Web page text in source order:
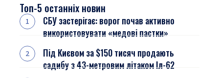
Топ-5 останніх новин
СБУ застерігає: ворог почав активно
використовувати «медові пастки»
Під Києвом за $150 тисяч продають
садибу з 43-метровим літаком Іл-62